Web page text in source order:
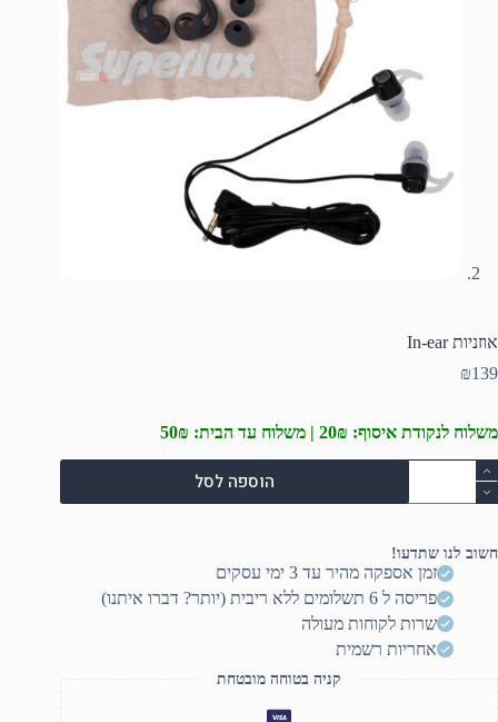
אוזניות In-ear
₪139
משלוח לנקודת איסוף: 20₪ | משלוח עד הבית: 50₪
כמות
של
אוזניות
הוספה לסל
חשוב לנו שתדעו!
זמן אספקה מהיר עד 3 ימי עסקים
פריסה ל 6 תשלומים ללא ריבית (יותר? דברו איתנו)
שרות לקוחות מעולה
אחריות רשמית
קניה בטוחה מובטחת